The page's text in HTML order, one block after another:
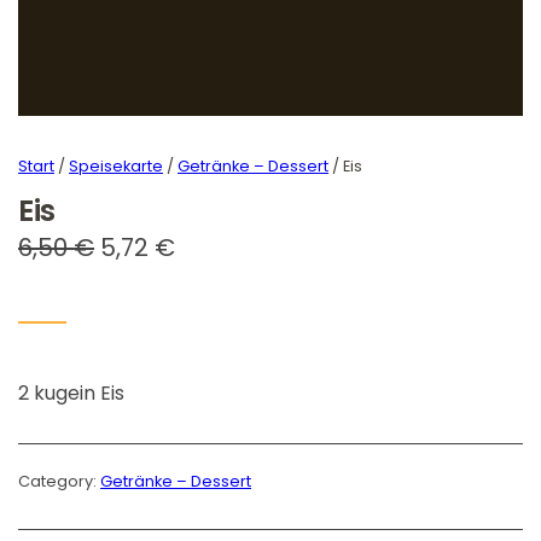
Start /Speisekarte /Getränke – Dessert / Eis
Eis
6,50€ U
r
ü
n
5,72 €A
l
l
2 kugein Eis
Category:Getränke – Dessert